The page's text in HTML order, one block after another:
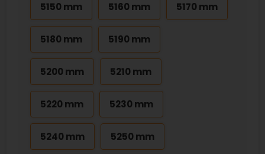
5150 mm 5160 mm 5170 mm
5180 mm 5190 mm
5200 mm 5210 mm
5220 mm 5230 mm
5240 mm 5250 mm